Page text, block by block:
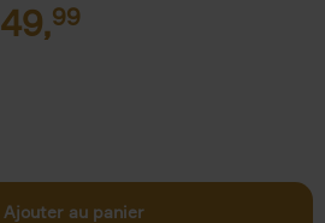
49,99
Ajouter au panier